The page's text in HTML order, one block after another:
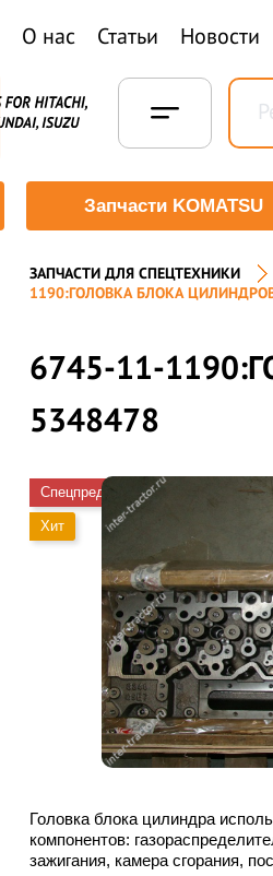
О нас Статьи Новости
Запчасти KOMATSU
ЗАПЧАСТИ ДЛЯ СПЕЦТЕХНИКИ
1190:ГОЛОВКА БЛОКА
6745-11-
5348478
Спецпредложение
Хит
Головка блока цилиндра
компонентов:
зажигания, камера сгорания,